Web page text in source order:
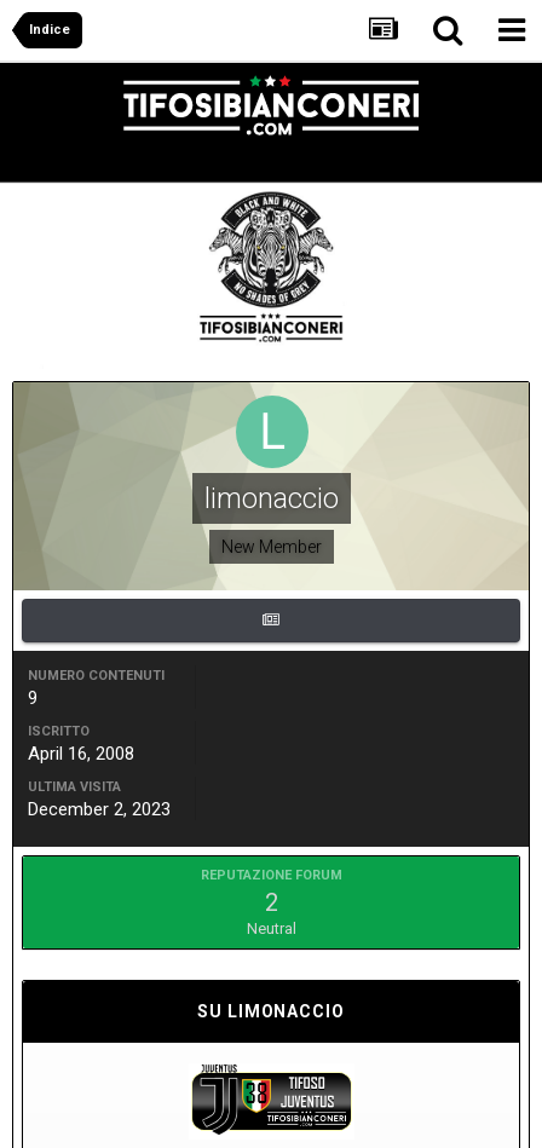
Indice
limonaccio
New Member
NUMERO CONTENUTI
9
ISCRITTO
April 16, 2008
ULTIMA VISITA
December 2, 2023
REPUTAZIONE FORUM
2
Neutral
SU LIMONACCIO